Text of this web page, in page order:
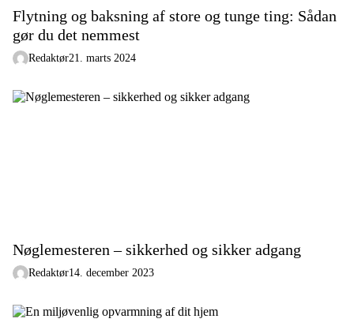
Flytning og baksning af store og tunge ting: Sådan
gør du det nemmest
Redaktør21. marts 2024
Nøglemesteren – sikkerhed og sikker adgang
Redaktør14. december 2023